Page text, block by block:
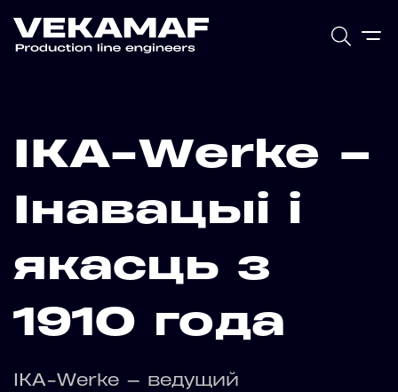
IKA-Werke –
Інавацыі і
якасць з
1910 года
IKA-Werke — ведущий